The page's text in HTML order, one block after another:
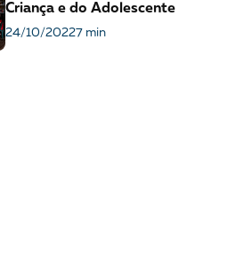
Criança e do Adolescente
24/10/20227 min